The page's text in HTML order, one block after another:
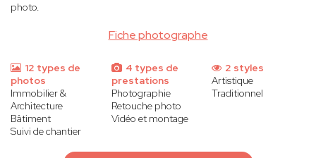
Fiche photographe
photo.
12 types de
photos
Immobilier &
Architecture
Bâtiment
Suivi de chantier
4 types de
prestations
Photographie
Retouche photo
Vidéo et montage
2 styles
Artistique
Traditionnel